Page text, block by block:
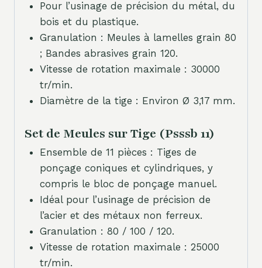
Pour l’usinage de précision du métal, du
bois et du plastique.
Granulation : Meules à lamelles grain 80
; Bandes abrasives grain 120.
Vitesse de rotation maximale : 30000
tr/min.
Diamètre de la tige : Environ Ø 3,17 mm.
Set de Meules sur Tige (Psssb 11)
Ensemble de 11 pièces : Tiges de
ponçage coniques et cylindriques, y
compris le bloc de ponçage manuel.
Idéal pour l’usinage de précision de
l’acier et des métaux non ferreux.
Granulation : 80 / 100 / 120.
Vitesse de rotation maximale : 25000
tr/min.